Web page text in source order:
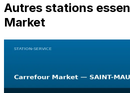
Autres stations
Market